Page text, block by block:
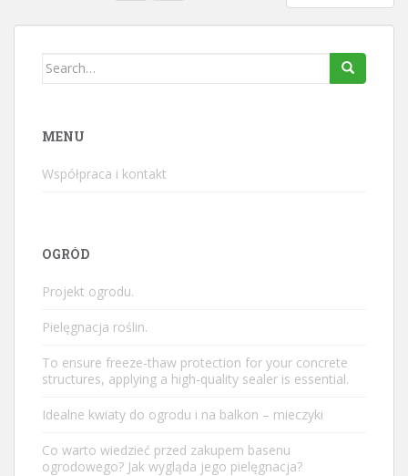
Search
MENU
Współpraca i kontakt
OGRÓD
Projekt ogrodu.
Pielęgnacja roślin.
To ensure freeze-thaw protection for your concrete
structures, applying a high-quality sealer is essential.
Idealne kwiaty do ogrodu i na balkon – mieczyki
Co warto wiedzieć przed zakupem basenu
ogrodowego? Jak wygląda jego pielęgnacja?